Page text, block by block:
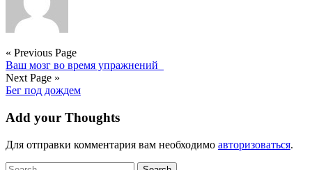
« Previous Page
Ваш мозг во время упражнений
Next Page »
Бег под дождем
Add your Thoughts
Для отправки комментария вам необходимо авторизоваться.
Search